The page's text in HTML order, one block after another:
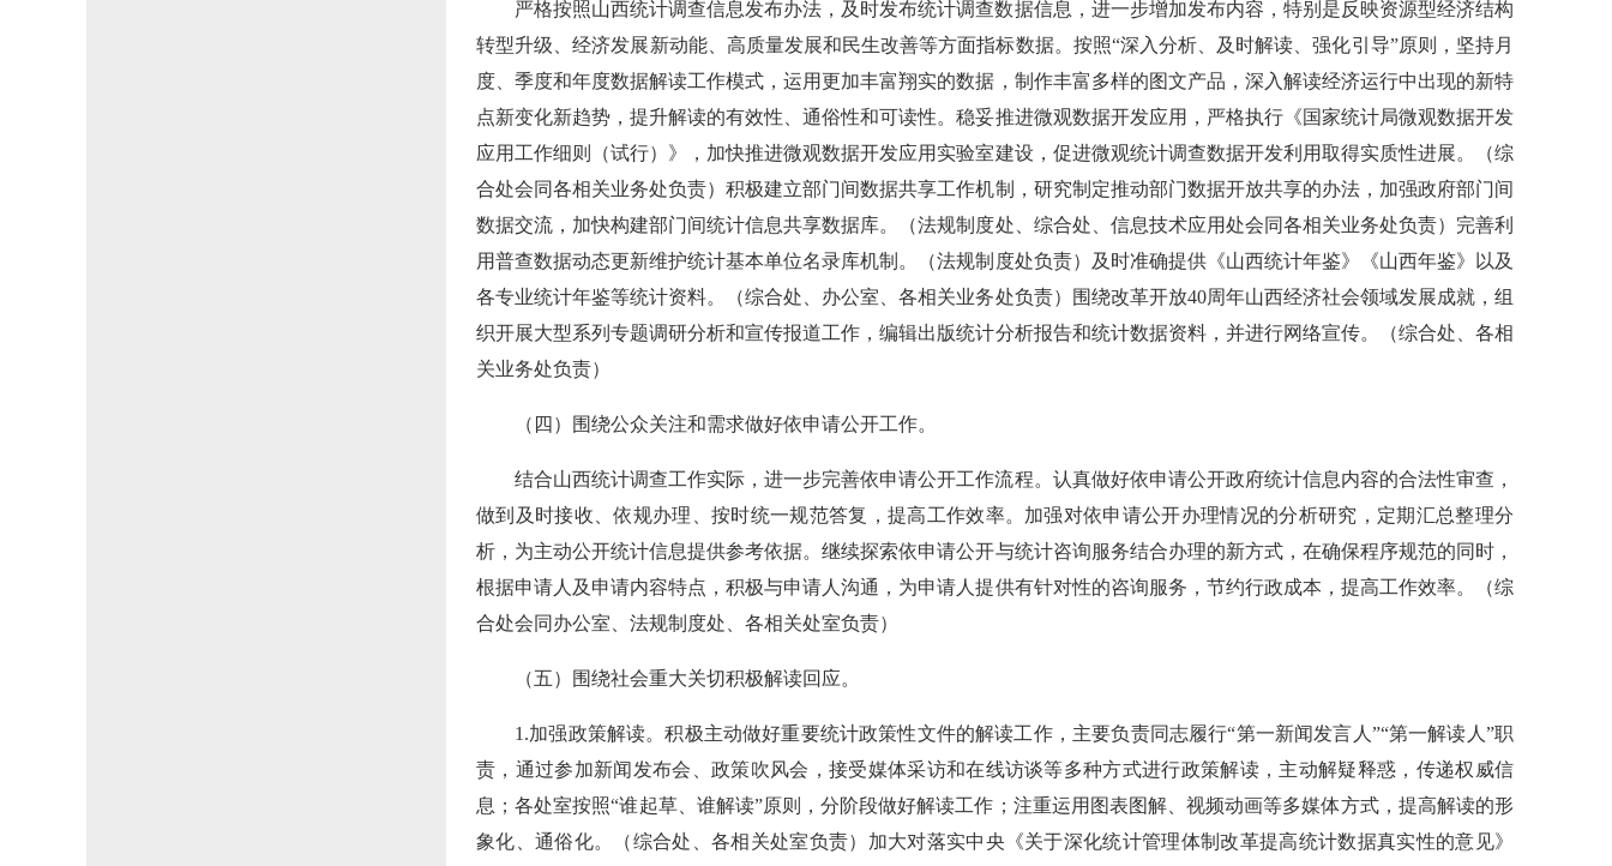
严格按照山西统计调查信息发布办法，及时发布统计调查数据信息，进一步增加发布内容，特别是反映资源型经济结构
转型升级、经济发展新动能、高质量发展和民生改善等方面指标数据。按照“深入分析、及时解读、强化引导”原则，坚持月
度、季度和年度数据解读工作模式，运用更加丰富翔实的数据，制作丰富多样的图文产品，深入解读经济运行中出现的新特
点新变化新趋势，提升解读的有效性、通俗性和可读性。稳妥推进微观数据开发应用，严格执行《国家统计局微观数据开发
应用工作细则（试行）》，加快推进微观数据开发应用实验室建设，促进微观统计调查数据开发利用取得实质性进展。（综
合处会同各相关业务处负责）积极建立部门间数据共享工作机制，研究制定推动部门数据开放共享的办法，加强政府部门间
数据交流，加快构建部门间统计信息共享数据库。（法规制度处、综合处、信息技术应用处会同各相关业务处负责）完善利
用普查数据动态更新维护统计基本单位名录库机制。（法规制度处负责）及时准确提供《山西统计年鉴》《山西年鉴》以及
各专业统计年鉴等统计资料。（综合处、办公室、各相关业务处负责）围绕改革开放40周年山西经济社会领域发展成就，组
织开展大型系列专题调研分析和宣传报道工作，编辑出版统计分析报告和统计数据资料，并进行网络宣传。（综合处、各相
关业务处负责）
（四）围绕公众关注和需求做好依申请公开工作。
结合山西统计调查工作实际，进一步完善依申请公开工作流程。认真做好依申请公开政府统计信息内容的合法性审查，
做到及时接收、依规办理、按时统一规范答复，提高工作效率。加强对依申请公开办理情况的分析研究，定期汇总整理分
析，为主动公开统计信息提供参考依据。继续探索依申请公开与统计咨询服务结合办理的新方式，在确保程序规范的同时，
根据申请人及申请内容特点，积极与申请人沟通，为申请人提供有针对性的咨询服务，节约行政成本，提高工作效率。（综
合处会同办公室、法规制度处、各相关处室负责）
（五）围绕社会重大关切积极解读回应。
1.加强政策解读。积极主动做好重要统计政策性文件的解读工作，主要负责同志履行“第一新闻发言人”“第一解读人”职
责，通过参加新闻发布会、政策吹风会，接受媒体采访和在线访谈等多种方式进行政策解读，主动解疑释惑，传递权威信
息；各处室按照“谁起草、谁解读”原则，分阶段做好解读工作；注重运用图表图解、视频动画等多媒体方式，提高解读的形
象化、通俗化。（综合处、各相关处室负责）加大对落实中央《关于深化统计管理体制改革提高统计数据真实性的意见》